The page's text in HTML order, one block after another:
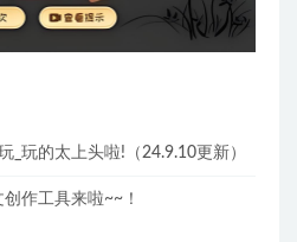
_玩的太上头啦!（24.9.10更新）
作工具来啦~~！